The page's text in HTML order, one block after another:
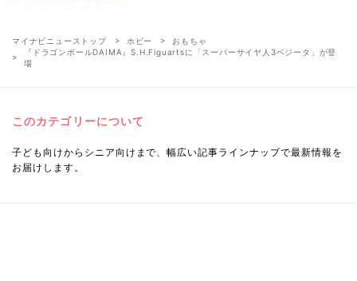
マイナビニューストップ ホビー
おもちゃ
『ドラゴンボールDAIMA』S.H.Figuartsに「スーパーサイヤ人3ベジータ」が登
場
このカテゴリーについて
子ども向けからシニア向けまで、幅広い記事ラインナップで最新情報を
お届けします。